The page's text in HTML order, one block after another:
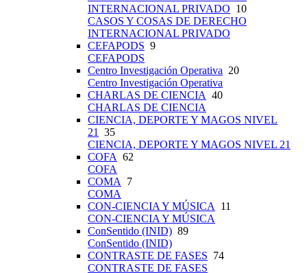
INTERNACIONAL PRIVADO 10
CASOS Y COSAS DE DERECHO
INTERNACIONAL PRIVADO
CEFAPODS 9
CEFAPODS
Centro Investigación Operativa 20
Centro Investigación Operativa
CHARLAS DE CIENCIA 40
CHARLAS DE CIENCIA
CIENCIA, DEPORTE Y MAGOS NIVEL
21
35
CIENCIA, DEPORTE Y MAGOS NIVEL 21
COFA 62
COFA
COMA
7
COMA
CON-CIENCIA Y MÚSICA
11
CON-CIENCIA Y MÚSICA
ConSentido (INID) 89
ConSentido (INID)
CONTRASTE DE FASES 74
CONTRASTE DE FASES